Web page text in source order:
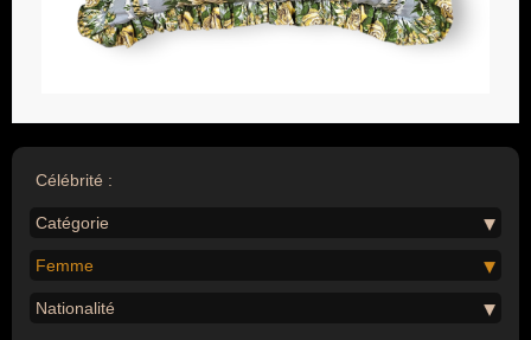
Célébrité :
Catégorie
Femme
Nationalité